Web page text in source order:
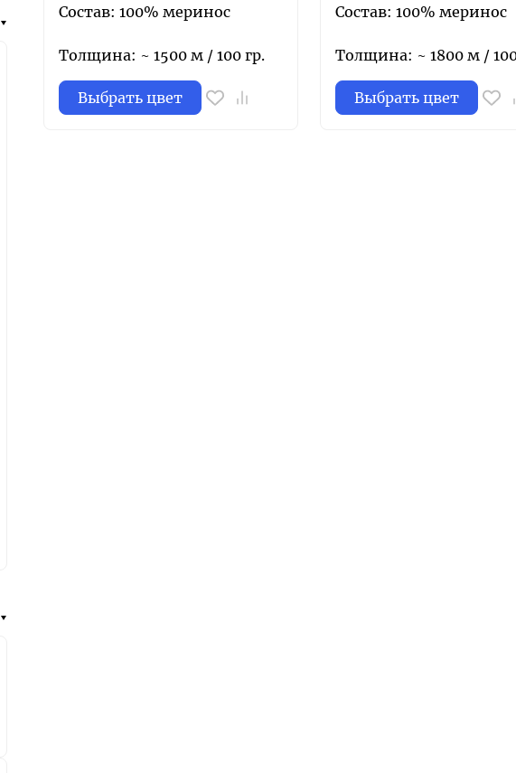
Состав: 100% меринос
Толщина: ~ 1500 м / 100 гр.
Выбрать цвет
Состав: 100% меринос
Толщина: ~ 1800 м /
Выбрать цвет